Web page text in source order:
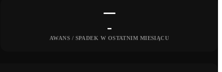
-
AWANS / SPADEK W OSTATNIM MIESIĄCU